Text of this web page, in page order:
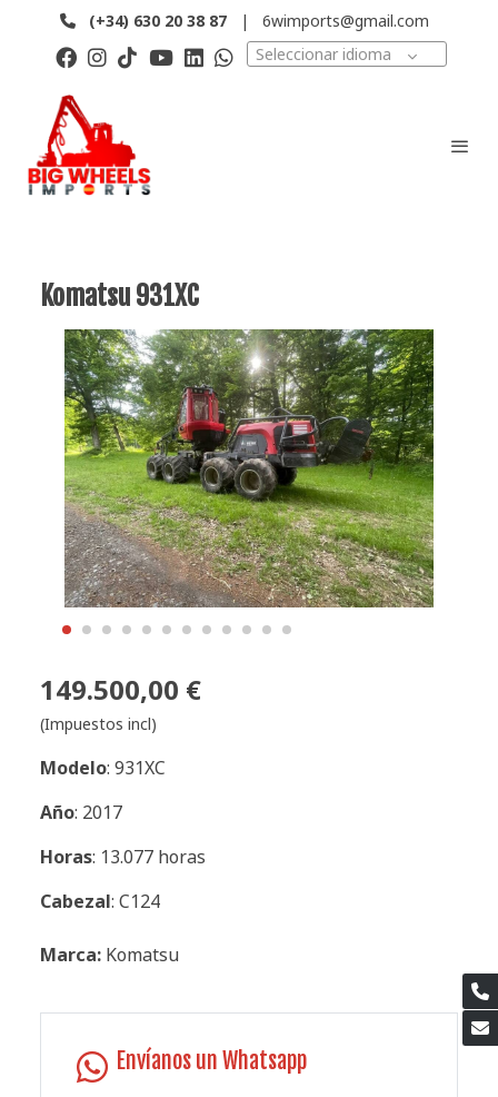
(+34) 630 20 38 87 |
6wimports@gmail.com
Seleccionar idioma
Komatsu 931XC
149.500,00 €
(Impuestos incl)
Modelo: 931XC
Año: 2017
Horas: 13.077 horas
Cabezal: C124
Marca: Komatsu
Envíanos un Whatsapp